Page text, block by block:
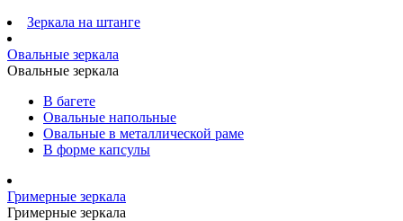
Зеркала на штанге
Овальные зеркала
Овальные зеркала
В багете
Овальные напольные
Овальные в металлической раме
В форме капсулы
Гримерные зеркала
Гримерные зеркала